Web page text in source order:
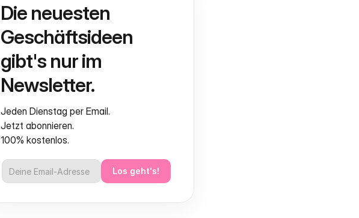
Die neuesten
Geschäftsideen
gibt's nur im
Newsletter.
Jeden Dienstag per Email.
Jetzt abonnieren.
100% kostenlos.
Los geht's!